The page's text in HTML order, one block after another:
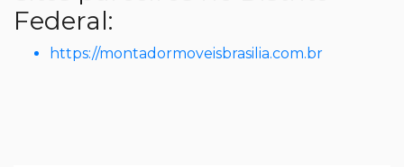
Federal:
https://montadormoveisbrasilia.com.br